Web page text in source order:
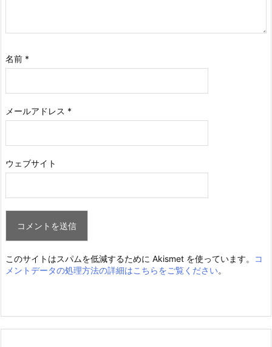
名前 *
メールアドレス *
ウェブサイト
このサイトはスパムを低減するために Akismet を使っています。
コ
メントデータの処理方法の詳細はこちらをご覧ください。